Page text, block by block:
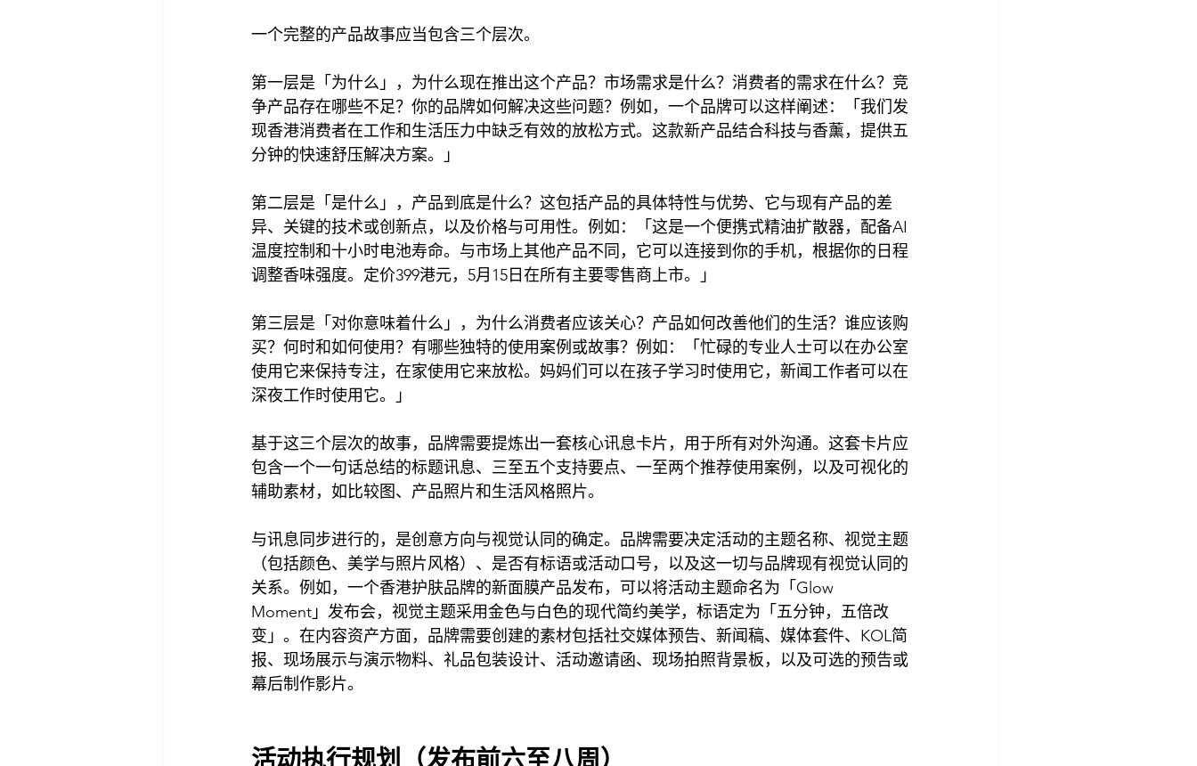
一个完整的产品故事应当包含三个层次。
第一层是「为什么」，为什么现在推出这个产品？市场需求是什么？消费者的需求在什么？竞
争产品存在哪些不足？你的品牌如何解决这些问题？例如，一个品牌可以这样阐述：「我们发
现香港消费者在工作和生活压力中缺乏有效的放松方式。这款新产品结合科技与香薰，提供五
分钟的快速舒压解决方案。」
第二层是「是什么」，产品到底是什么？这包括产品的具体特性与优势、它与现有产品的差
异、关键的技术或创新点，以及价格与可用性。例如：「这是一个便携式精油扩散器，配备AI
温度控制和十小时电池寿命。与市场上其他产品不同，它可以连接到你的手机，根据你的日程
调整香味强度。定价399港元，5月15日在所有主要零售商上市。」
第三层是「对你意味着什么」，为什么消费者应该关心？产品如何改善他们的生活？谁应该购
买？何时和如何使用？有哪些独特的使用案例或故事？例如：「忙碌的专业人士可以在办公室
使用它来保持专注，在家使用它来放松。妈妈们可以在孩子学习时使用它，新闻工作者可以在
深夜工作时使用它。」
基于这三个层次的故事，品牌需要提炼出一套核心讯息卡片，用于所有对外沟通。这套卡片应
包含一个一句话总结的标题讯息、三至五个支持要点、一至两个推荐使用案例，以及可视化的
辅助素材，如比较图、产品照片和生活风格照片。
与讯息同步进行的，是创意方向与视觉认同的确定。品牌需要决定活动的主题名称、视觉主题
（包括颜色、美学与照片风格）、是否有标语或活动口号，以及这一切与品牌现有视觉认同的
关系。例如，一个香港护肤品牌的新面膜产品发布，可以将活动主题命名为「Glow
Moment」发布会，视觉主题采用金色与白色的现代简约美学，标语定为「五分钟，五倍改
变」。在内容资产方面，品牌需要创建的素材包括社交媒体预告、新闻稿、媒体套件、KOL简
报、现场展示与演示物料、礼品包装设计、活动邀请函、现场拍照背景板，以及可选的预告或
幕后制作影片。